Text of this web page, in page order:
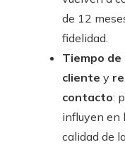
de 12
fidelidad.
Tiempo
cliente y
contacto:
influyen en
calidad de